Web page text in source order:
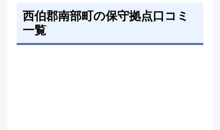
西伯郡南部町の保守拠点口コミ
一覧